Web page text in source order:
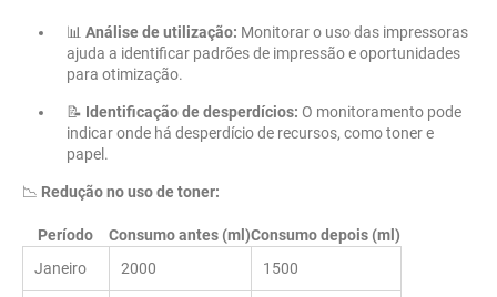
📊 Análise de utilização: Monitorar o uso das impressoras
ajuda a identificar padrões de impressão e oportunidades
para otimização.
📝 Identificação de desperdícios: O monitoramento pode
indicar onde há desperdício de recursos, como toner e
papel.
📉 Redução no uso de toner:
Período Consumo antes (ml)Consumo depois (ml)
Janeiro
2000 1500